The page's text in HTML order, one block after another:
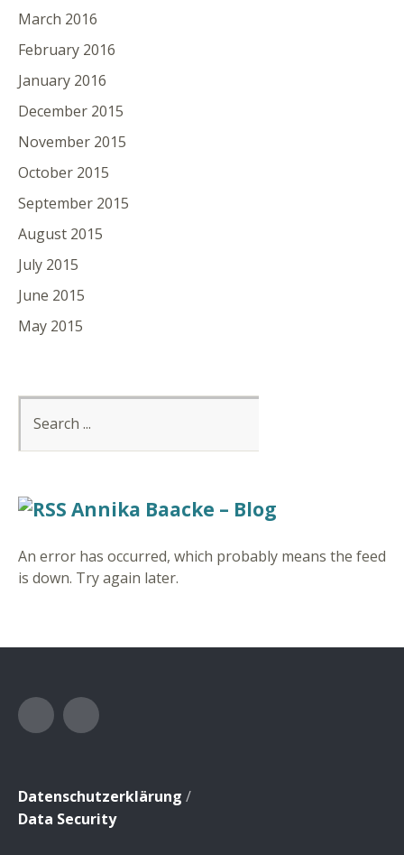
March 2016
February 2016
January 2016
December 2015
November 2015
October 2015
September 2015
August 2015
July 2015
June 2015
May 2015
Annika Baacke – Blog
An error has occurred, which probably means the feed
is down. Try again later.
Facebook
Datenschutzerklärung /
Data Security